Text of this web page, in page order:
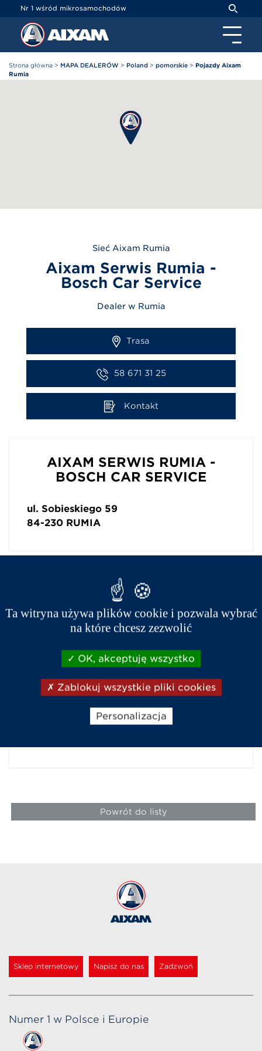
Nr 1 wśród mikrosamochodów
Strona główna > MAPA DEALERÓW > Poland > pomorskie > Pojazdy Aixam
Rumia
Sieć Aixam Rumia
Aixam Serwis Rumia -
Bosch Car Service
Dealer w Rumia
Trasa
58 671 31 25
Kontakt
AIXAM SERWIS RUMIA -
BOSCH CAR SERVICE
ul. Sobieskiego 59
84-230 RUMIA
GODZINY PRACY:
pon-pt - 8:00-18:00, sobota - 8:00-15:00
PRODUKTY I USŁUGI
Serwis
posprzedażowy
Powrót do listy
Sklep internetowy Napisz do nas Zadzwoń
Numer 1 w Polsce i Europie
Panel zarządzania plikami cookies
Ta witryna używa plików cookie i pozwala wybrać
na które chcesz zezwolić
OK, akceptuję wszystko
Zablokuj wszystkie pliki cookies
Personalizacja